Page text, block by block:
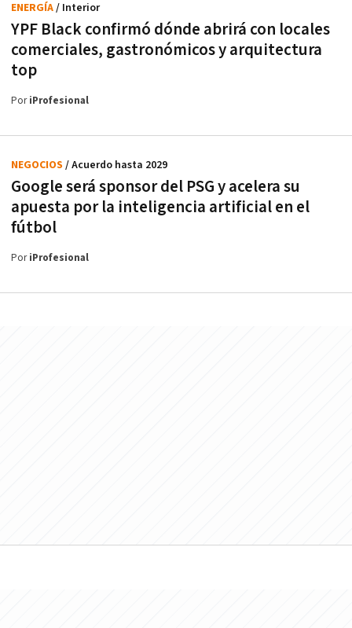
YPF Black confirmó dónde abrirá con locales
comerciales, gastronómicos y arquitectura
top
ENERGÍA/ Interior
PoriProfesional
Google será sponsor del PSG y acelera su
apuesta por la inteligencia artificial en el
fútbol
NEGOCIOS / Acuerdo hasta 2029
PoriProfesional